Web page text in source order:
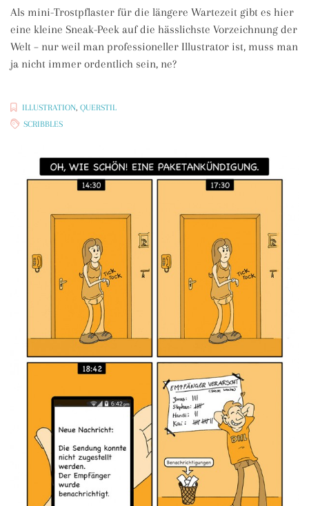
Als mini-Trostpflaster für die längere Wartezeit gibt es hier
eine kleine Sneak-Peek auf die hässlichste Vorzeichnung der
Welt – nur weil man professioneller Illustrator ist, muss man
ja nicht immer ordentlich sein, ne?
ILLUSTRATION, QUERSTIL
SCRIBBLES